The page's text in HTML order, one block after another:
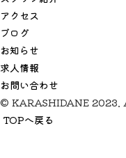
アクセス
ブログ
お知らせ
求人情報
お問い合わせ
© KARASHIDANE
TOPへ戻る